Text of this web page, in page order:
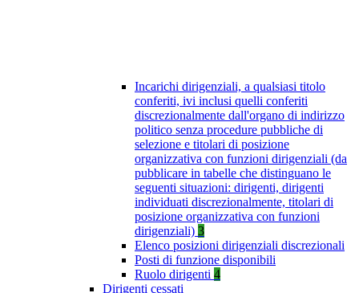
Incarichi dirigenziali, a qualsiasi titolo
conferiti, ivi inclusi quelli conferiti
discrezionalmente dall'organo di indirizzo
politico senza procedure pubbliche di
selezione e titolari di posizione
organizzativa con funzioni dirigenziali (da
pubblicare in tabelle che distinguano le
seguenti situazioni: dirigenti, dirigenti
individuati discrezionalmente, titolari di
posizione organizzativa con funzioni
dirigenziali) 3
Elenco posizioni dirigenziali discrezionali
Posti di funzione disponibili
Ruolo dirigenti 4
Dirigenti cessati